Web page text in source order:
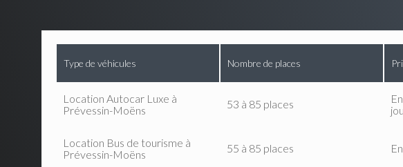
Type de véhicules Nombre de places
Location Autocar Luxe à
Prévessin-Moëns
53 à 85 places
Location Bus de tourisme à
Prévessin-Moëns
55 à 85 places